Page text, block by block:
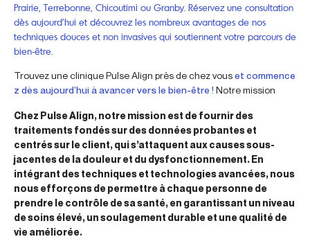
Prairie, Terrebonne, Chicoutimi ou Granby. Réservez une consultation
dès aujourd’hui et découvrez les nombreux avantages de nos
techniques douces et non invasives qui soutiennent votre parcours de
bien-être.
Trouvez une clinique Pulse Align près de chez vouset commence
z dès aujourd’hui à avancer vers le bien-être !Notre mission
Chez Pulse Align, notre mission est de fournir des
traitements fondés sur des données probantes et
centrés sur le client, qui s’attaquent aux causes sous-
jacentes de la douleur et du dysfonctionnement. En
intégrant des techniques et technologies avancées, nous
nous efforçons de permettre à chaque personne de
prendre le contrôle de sa santé, en garantissant un niveau
de soins élevé, un soulagement durable et une qualité de
vie améliorée.